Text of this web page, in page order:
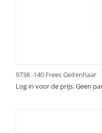
9738 -140 Frees Geitenhaar
Log in voor de prijs. Geen